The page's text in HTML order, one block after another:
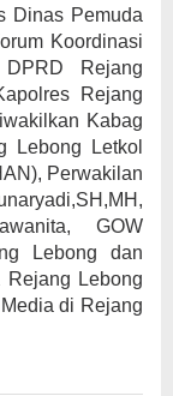
Dinas Pemuda
Koordinasi
Rejang
Rejang
Kabag
Lebong Letkol
Perwakilan
GOW
Lebong dan
Lebong
di Rejang